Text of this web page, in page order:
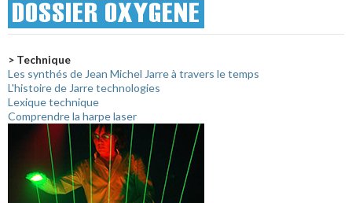
> Technique
Les synthés de Jean Michel Jarre à travers le temps
L'histoire de Jarre technologies
Lexique technique
Comprendre la harpe laser